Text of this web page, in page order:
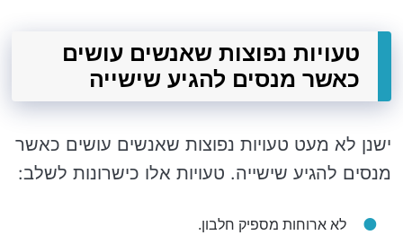
טעויות נפוצות שאנשים עושים
כאשר מנסים להגיע שישייה
ישנן לא מעט טעויות נפוצות שאנשים עושים כאשר
מנסים להגיע שישייה. טעויות אלו כישרונות לשלב:
לא ארוחות מספיק חלבון.